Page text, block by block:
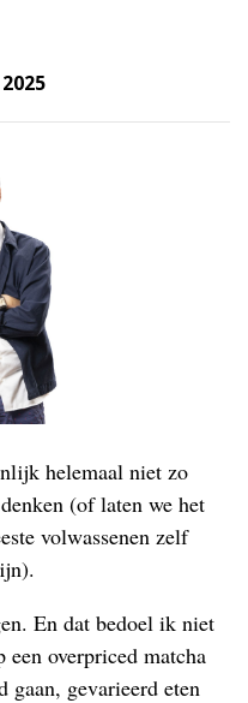
helemaal niet zo
(of laten we het
volwassenen zelf
En dat bedoel ik niet
overpriced matcha
gevarieerd eten